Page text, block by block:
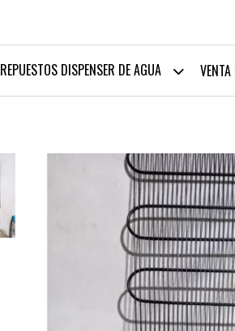
REPUESTOS DISPENSER DE AGUA